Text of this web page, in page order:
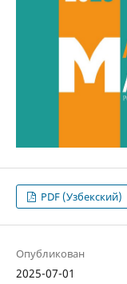
PDF (Узбекский)
Опубликован
2025-07-01